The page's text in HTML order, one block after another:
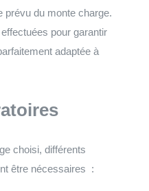
prévu du monte charge.
pour garantir
adaptée à
choisi, différents
être nécessaires :